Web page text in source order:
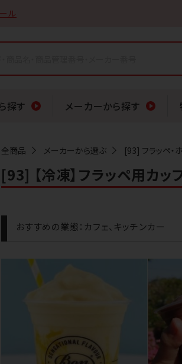
ル
探す メーカーから探す
全商品 メーカーから選ぶ [93] フラッペ・
[93] 【冷凍】フラッペ用カッ
おすすめの業態：カフェ、キッチンカー